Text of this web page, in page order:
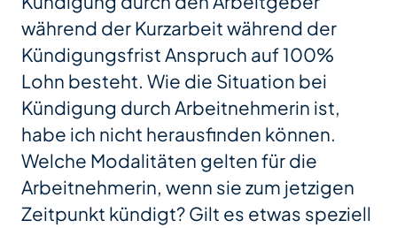
während der Kurzarbeit während der
Kündigungsfrist Anspruch auf 100%
Lohn besteht. Wie die Situation bei
Kündigung durch Arbeitnehmerin ist,
habe ich nicht herausfinden können.
Welche Modalitäten gelten für die
Arbeitnehmerin, wenn sie zum jetzigen
Zeitpunkt kündigt? Gilt es etwas speziell